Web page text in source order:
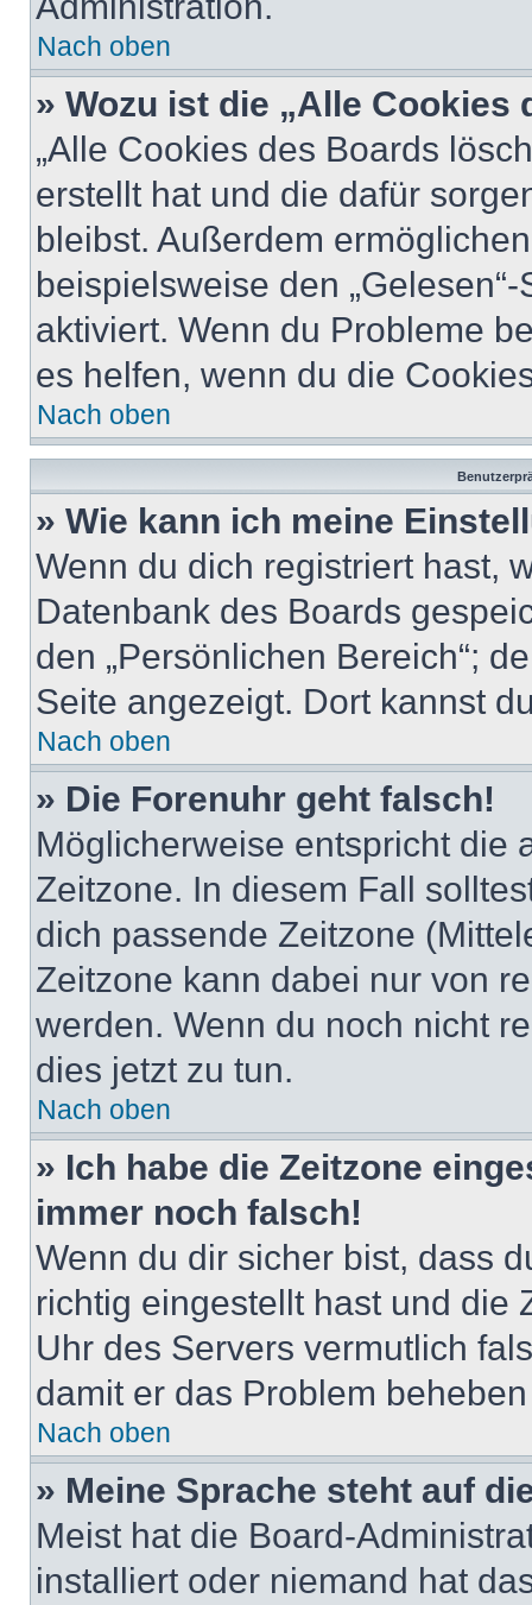
Nach oben
» Wozu ist die „Alle
„Alle Cookies des Boards
erstellt hat und die dafür
bleibst. Außerdem
beispielsweise den
aktiviert. Wenn du Probleme
es helfen, wenn du die
Nach oben
» Wie kann ich meine
Wenn du dich registriert hast,
Datenbank des Boards
den „Persönlichen Bereich“;
Seite angezeigt. Dort kannst
Nach oben
» Die Forenuhr geht falsch!
Möglicherweise entspricht die
Zeitzone. In diesem Fall
dich passende Zeitzone
Zeitzone kann dabei nur von
werden. Wenn du noch nicht
dies jetzt zu tun.
Nach oben
» Ich habe die Zeitzone
immer noch falsch!
Wenn du dir sicher bist, dass
richtig eingestellt hast und die
Uhr des Servers vermutlich
damit er das Problem
Nach oben
» Meine Sprache steht auf
Meist hat die Board-
installiert oder niemand hat